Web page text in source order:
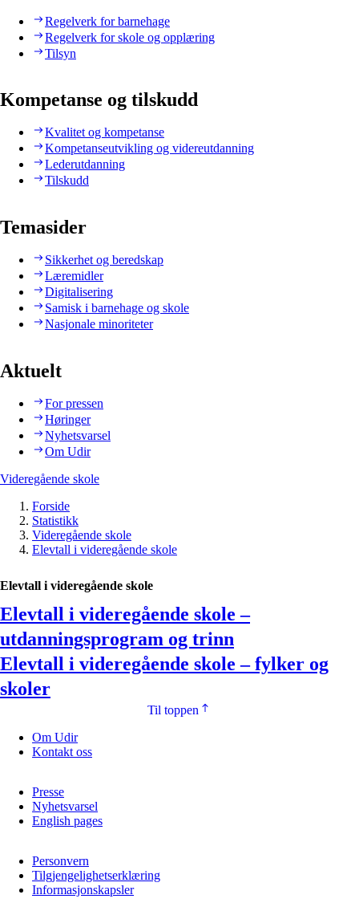
Regelverk for barnehage
Regelverk for skole og opplæring
Tilsyn
Kompetanse og tilskudd
Kvalitet og kompetanse
Kompetanseutvikling og videreutdanning
Lederutdanning
Tilskudd
Temasider
Sikkerhet og beredskap
Læremidler
Digitalisering
Samisk i barnehage og skole
Nasjonale minoriteter
Aktuelt
For pressen
Høringer
Nyhetsvarsel
Om Udir
Videregående skole
Forside
Statistikk
Videregående skole
Elevtall i videregående skole
Elevtall i videregående skole
Elevtall i videregående skole –
utdanningsprogram og trinn
Elevtall i videregående skole – fylker og
skoler
Til toppen
Om Udir
Kontakt oss
Presse
Nyhetsvarsel
English pages
Personvern
Tilgjengelighetserklæring
Informasjonskapsler